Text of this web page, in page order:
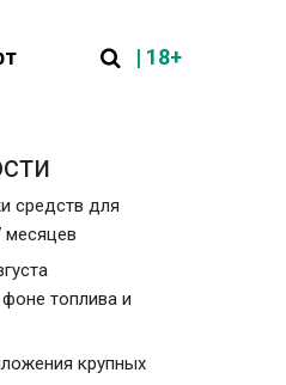
| 18+
средств для
месяцев
топлива и
крупных